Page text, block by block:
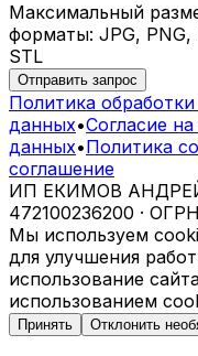
Максимальный
форматы: JPG, PNG,
STL
Отправить запрос
Политика
данных•Согласие
данных•Политика
соглашение
ИП ЕКИМОВ
472100236200 ·
Мы используем
для улучшения
использование
использованием
Принять Отклонить